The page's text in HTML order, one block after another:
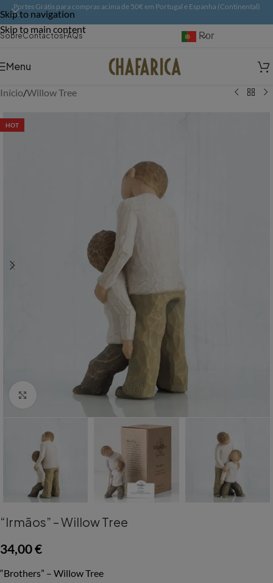
Skip to navigation
Skip to main content
Portes Grátis para compras acima de 50€ em Portugal e Espanha (Continental)
SobreContactosFAQs Português
Menu
Início/Willow Tree
HOT
Aumentar Imagem
“Irmãos” – Willow Tree
34,00€
“Brothers” – Willow Tree